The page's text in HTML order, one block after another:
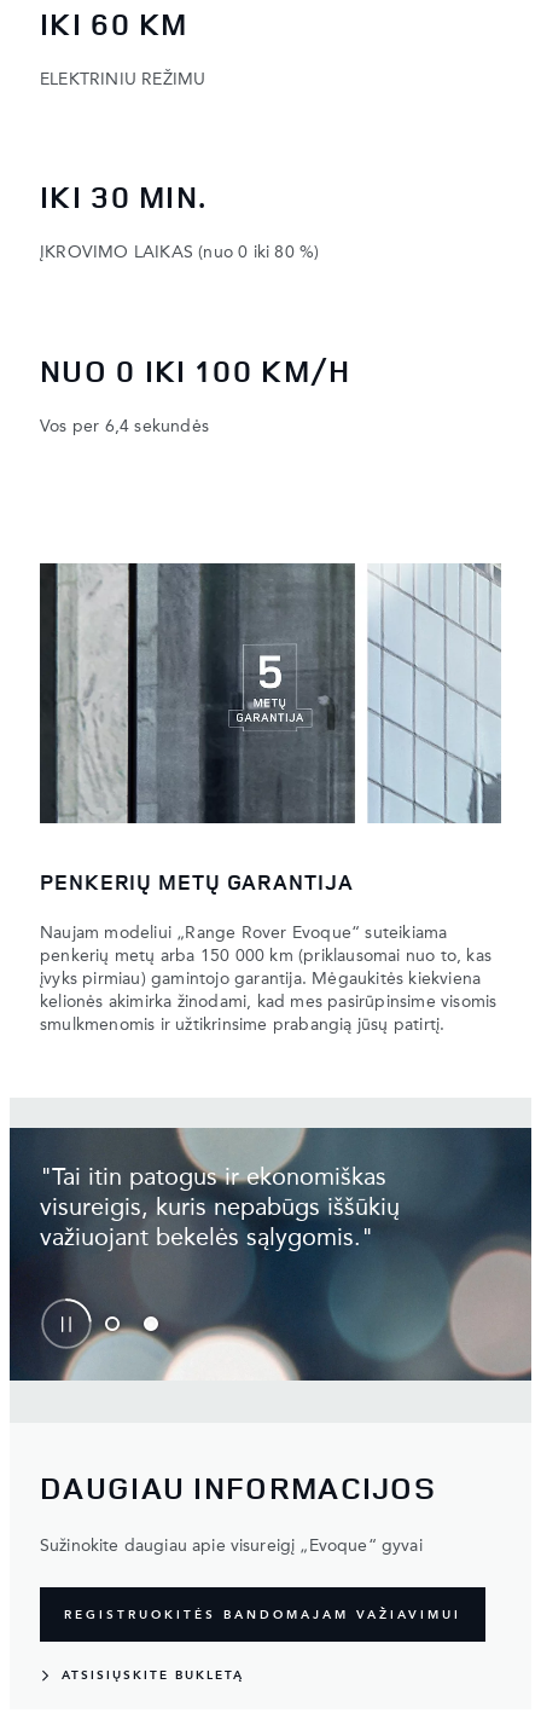
IKI 60 KM
ELEKTRINIU REŽIMU
IKI 30 MIN.
ĮKROVIMO LAIKAS (nuo 0 iki 80 %)
NUO 0 IKI 100 KM/H
Vos per 6,4 sekundės
PENKERIŲ METŲ GARANTIJA
Naujam modeliui „Range Rover Evoque“ suteikiama
penkerių metų arba 150 000 km (priklausomai nuo to, kas
įvyks pirmiau) gamintojo garantija. Mėgaukitės kiekviena
kelionės akimirka žinodami, kad mes pasirūpinsime visomis
smulkmenomis ir užtikrinsime prabangią jūsų patirtį.
"Tai itin patogus ir ekonomiškas
visureigis, kuris nepabūgs iššūkių
važiuojant bekelės sąlygomis."
DAUGIAU INFORMACIJOS
Sužinokite daugiau apie visureigį „Evoque“ gyvai
REGISTRUOKITĖS BANDOMAJAM VAŽIAVIMUI
ATSISIŲSKITE BUKLETĄ